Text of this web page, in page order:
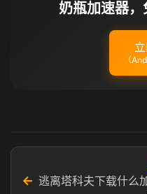
奶瓶加速器
（
← 逃离塔科夫下载什么